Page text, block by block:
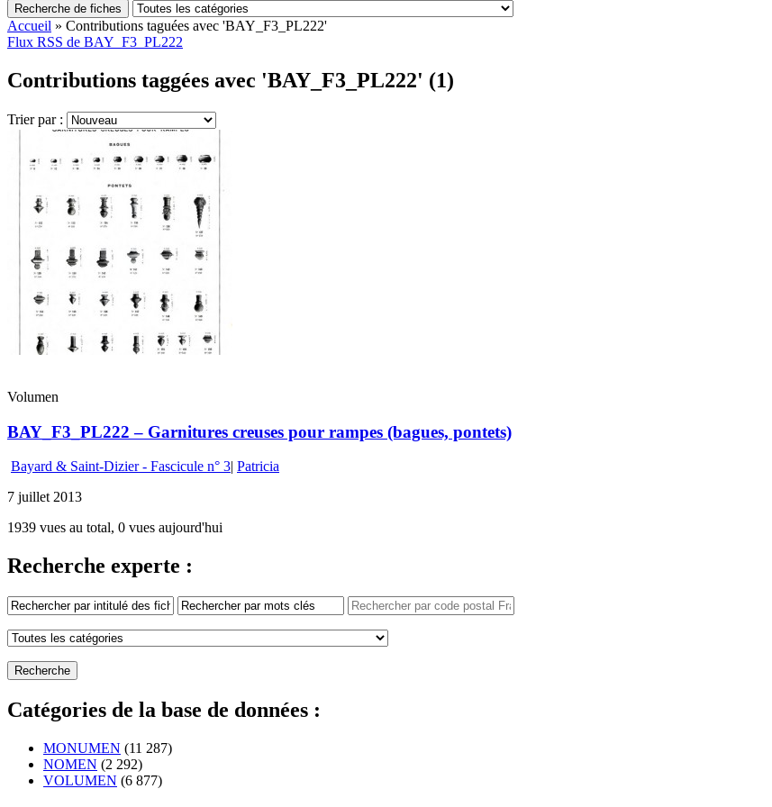
Recherche de fiches
Accueil » Contributions taguées avec 'BAY_F3_PL222'
Flux RSS de BAY_F3_PL222
Contributions taggées avec 'BAY_F3_PL222' (1)
Trier par :
Volumen
BAY_F3_PL222 – Garnitures creuses pour rampes (bagues, pontets)
Bayard & Saint-Dizier - Fascicule n° 3| Patricia
7 juillet 2013
1939 vues au total, 0 vues aujourd'hui
Recherche experte :
Catégories de la base de données :
MONUMEN (11 287)
NOMEN (2 292)
VOLUMEN (6 877)